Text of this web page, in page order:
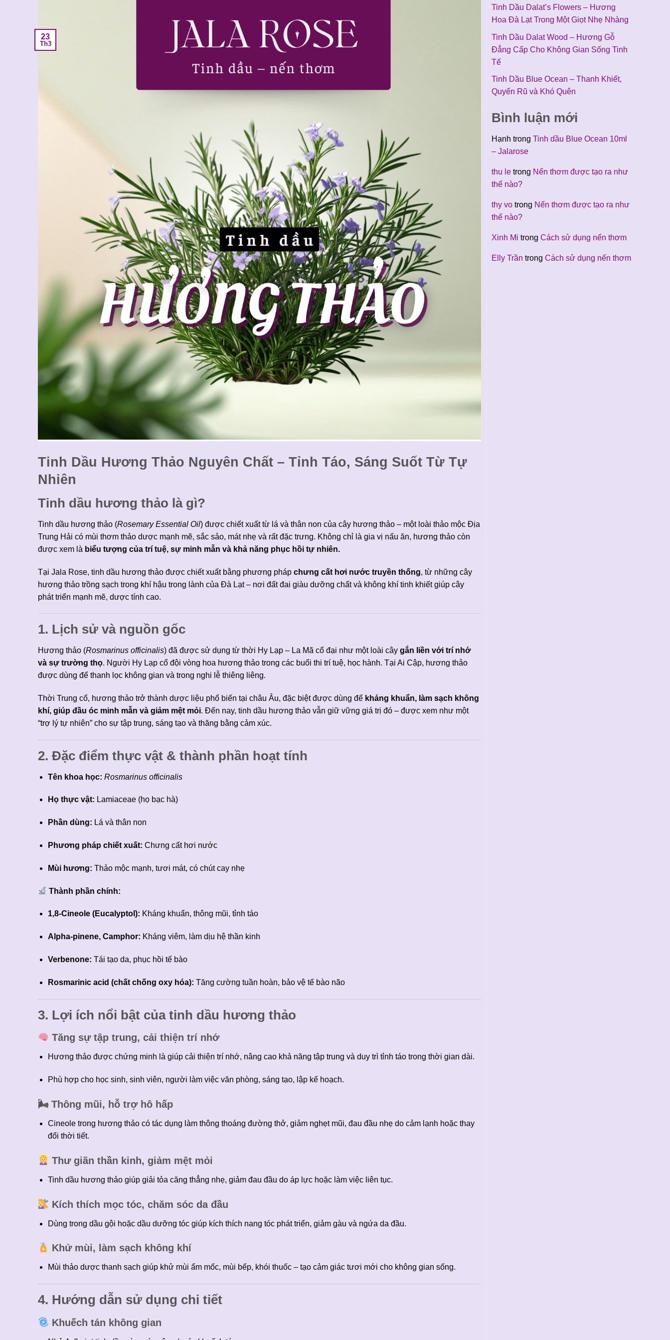
23
Th3
Tinh Dầu Hương Thảo Nguyên Chất – Tỉnh Táo, Sáng Suốt Từ Tự
Nhiên
Tinh dầu hương thảo là gì?
Tinh dầu hương thảo (Rosemary Essential Oil) được chiết xuất từ lá và thân non của cây hương thảo – một loài thảo mộc Địa
Trung Hải có mùi thơm thảo dược mạnh mẽ, sắc sảo, mát nhẹ và rất đặc trưng. Không chỉ là gia vị nấu ăn, hương thảo còn
được xem là biểu tượng của trí tuệ, sự minh mẫn và khả năng phục hồi tự nhiên.
Tại Jala Rose, tinh dầu hương thảo được chiết xuất bằng phương pháp chưng cất hơi nước truyền thống, từ những cây
hương thảo trồng sạch trong khí hậu trong lành của Đà Lạt – nơi đất đai giàu dưỡng chất và không khí tinh khiết giúp cây
phát triển mạnh mẽ, dược tính cao.
1. Lịch sử và nguồn gốc
Hương thảo (Rosmarinus officinalis) đã được sử dụng từ thời Hy Lạp – La Mã cổ đại như một loài cây gắn liền với trí nhớ
và sự trường thọ. Người Hy Lạp cổ đội vòng hoa hương thảo trong các buổi thi trí tuệ, học hành. Tại Ai Cập, hương thảo
được dùng để thanh lọc không gian và trong nghi lễ thiêng liêng.
Thời Trung cổ, hương thảo trở thành dược liệu phổ biến tại châu Âu, đặc biệt được dùng để kháng khuẩn, làm sạch không
khí, giúp đầu óc minh mẫn và giảm mệt mỏi. Đến nay, tinh dầu hương thảo vẫn giữ vững giá trị đó – được xem như một
“trợ lý tự nhiên” cho sự tập trung, sáng tạo và thăng bằng cảm xúc.
2. Đặc điểm thực vật & thành phần hoạt tính
Tên khoa học: Rosmarinus officinalis
Họ thực vật: Lamiaceae (họ bạc hà)
Phần dùng: Lá và thân non
Phương pháp chiết xuất: Chưng cất hơi nước
Mùi hương: Thảo mộc mạnh, tươi mát, có chút cay nhẹ
Thành phần chính:
1,8-Cineole (Eucalyptol): Kháng khuẩn, thông mũi, tỉnh táo
Alpha-pinene, Camphor: Kháng viêm, làm dịu hệ thần kinh
Verbenone: Tái tạo da, phục hồi tế bào
Rosmarinic acid (chất chống oxy hóa): Tăng cường tuần hoàn, bảo vệ tế bào não
3. Lợi ích nổi bật của tinh dầu hương thảo
Tăng sự tập trung, cải thiện trí nhớ
Hương thảo được chứng minh là giúp cải thiện trí nhớ, nâng cao khả năng tập trung và duy trì tỉnh táo trong thời gian dài.
Phù hợp cho học sinh, sinh viên, người làm việc văn phòng, sáng tạo, lập kế hoạch.
🌬 Thông mũi, hỗ trợ hô hấp
Cineole trong hương thảo có tác dụng làm thông thoáng đường thở, giảm nghẹt mũi, đau đầu nhẹ do cảm lạnh hoặc thay
đổi thời tiết.
Thư giãn thần kinh, giảm mệt mỏi
Tinh dầu hương thảo giúp giải tỏa căng thẳng nhẹ, giảm đau đầu do áp lực hoặc làm việc liên tục.
Kích thích mọc tóc, chăm sóc da đầu
Dùng trong dầu gội hoặc dầu dưỡng tóc giúp kích thích nang tóc phát triển, giảm gàu và ngứa da đầu.
Khử mùi, làm sạch không khí
Mùi thảo dược thanh sạch giúp khử mùi ẩm mốc, mùi bếp, khói thuốc – tạo cảm giác tươi mới cho không gian sống.
4. Hướng dẫn sử dụng chi tiết
Khuếch tán không gian
Tinh Dầu Dalat’s Flowers – Hương
Hoa Đà Lạt Trong Một Giọt Nhẹ Nhàng
Tinh Dầu Dalat Wood – Hương Gỗ
Đẳng Cấp Cho Không Gian Sống Tinh
Tế
Tinh Dầu Blue Ocean – Thanh Khiết,
Quyến Rũ và Khó Quên
Bình luận mới
Hạnh trong Tinh dầu Blue Ocean 10ml
– Jalarose
thu letrong Nến thơm được tạo ra như
thế nào?
thy votrong Nến thơm được tạo ra như
thế nào?
Xinh Mi trong Cách sử dụng nến thơm
Elly Trần trong Cách sử dụng nến thơm